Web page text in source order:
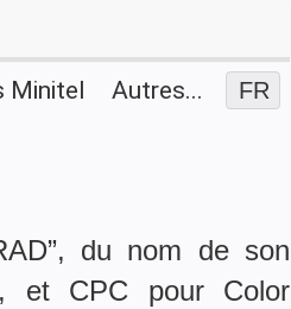
Minitel Autres... FR
du nom de son
et CPC pour Color